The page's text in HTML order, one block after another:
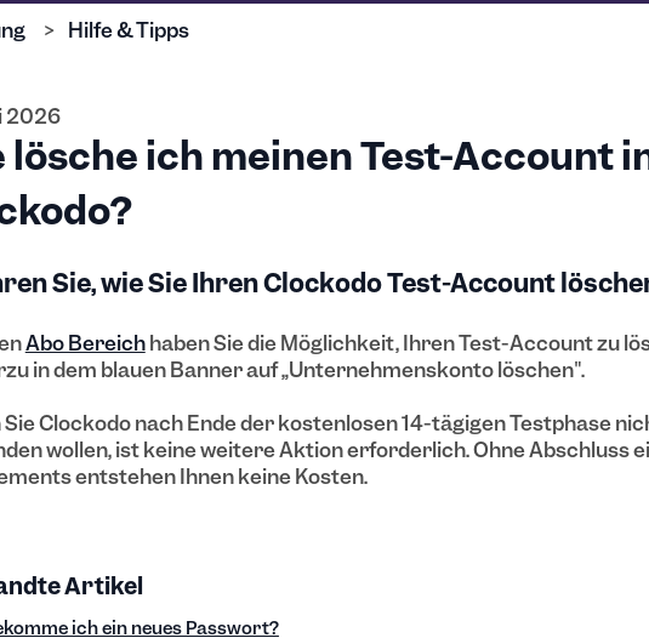
Hilfe & Tipps
2026
lösche ich meinen Test-Account
Sie, wie Sie Ihren Clockodo Test-Account
Abo Bereichhaben Sie die Möglichkeit, Ihren Test-Account zu
in dem blauen Banner auf „Unternehmenskonto löschen".
Clockodo nach Ende der kostenlosen 14-tägigen Testphase
wollen, ist keine weitere Aktion erforderlich. Ohne Abschluss
entstehen Ihnen keine Kosten.
Artikel
ich ein neues Passwort?